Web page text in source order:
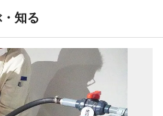
知る